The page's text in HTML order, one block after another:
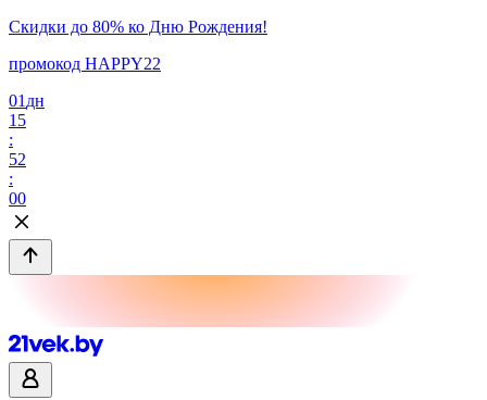
Скидки до 80% ко Дню Рождения!
промокод HAPPY22
01 дн
15
:
52
:
00